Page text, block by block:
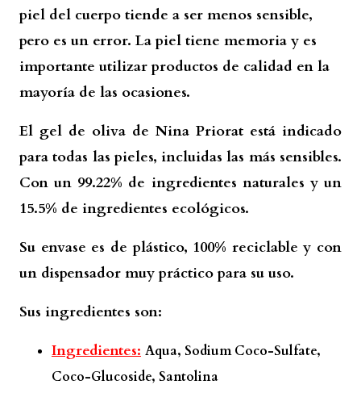
piel del cuerpo tiende a ser menos sensible,
pero es un error. La piel tiene memoria y es
importante utilizar productos de calidad en la
mayoría de las ocasiones.
El gel de oliva de Nina Priorat está indicado
para todas las pieles, incluidas las más sensibles.
Con un 99.22% de ingredientes naturales y un
15.5% de ingredientes ecológicos.
Su envase es de plástico, 100% reciclable y con
un dispensador muy práctico para su uso.
Sus ingredientes son:
Ingredientes: Aqua, Sodium Coco-Sulfate,
Coco-Glucoside, Santolina